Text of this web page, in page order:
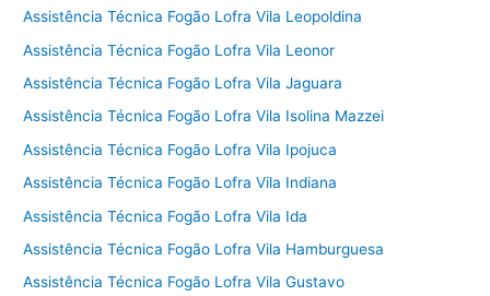
Assistência Técnica Fogão Lofra Vila Leopoldina
Assistência Técnica Fogão Lofra Vila Leonor
Assistência Técnica Fogão Lofra Vila Jaguara
Assistência Técnica Fogão Lofra Vila Isolina Mazzei
Assistência Técnica Fogão Lofra Vila Ipojuca
Assistência Técnica Fogão Lofra Vila Indiana
Assistência Técnica Fogão Lofra Vila Ida
Assistência Técnica Fogão Lofra Vila Hamburguesa
Assistência Técnica Fogão Lofra Vila Gustavo